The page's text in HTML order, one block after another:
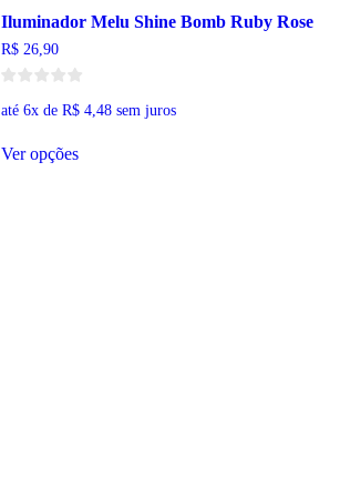
Iluminador Melu Shine Bomb Ruby Rose
R$26,90
até 6x de R$4,48 sem juros
Ver opçõesproduto